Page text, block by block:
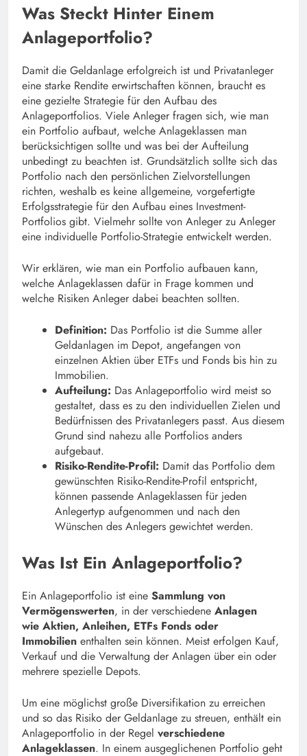
Was Steckt Hinter Einem
Anlageportfolio?
Damit die Geldanlage erfolgreich ist und Privatanleger
eine starke Rendite erwirtschaften können, braucht es
eine gezielte Strategie für den Aufbau des
Anlageportfolios. Viele Anleger fragen sich, wie man
ein Portfolio aufbaut, welche Anlageklassen man
berücksichtigen sollte und was bei der Aufteilung
unbedingt zu beachten ist. Grundsätzlich sollte sich das
Portfolio nach den persönlichen Zielvorstellungen
richten, weshalb es keine allgemeine, vorgefertigte
Erfolgsstrategie für den Aufbau eines Investment-
Portfolios gibt. Vielmehr sollte von Anleger zu Anleger
eine individuelle Portfolio-Strategie entwickelt werden.
Wir erklären, wie man ein Portfolio aufbauen kann,
welche Anlageklassen dafür in Frage kommen und
welche Risiken Anleger dabei beachten sollten.
Definition: Das Portfolio ist die Summe aller
Geldanlagen im Depot, angefangen von
einzelnen Aktien über ETFs und Fonds bis hin zu
Immobilien.
Aufteilung: Das Anlageportfolio wird meist so
gestaltet, dass es zu den individuellen Zielen und
Bedürfnissen des Privatanlegers passt. Aus diesem
Grund sind nahezu alle Portfolios anders
aufgebaut.
Risiko-Rendite-Profil: Damit das Portfolio dem
gewünschten Risiko-Rendite-Profil entspricht,
können passende Anlageklassen für jeden
Anlegertyp aufgenommen und nach den
Wünschen des Anlegers gewichtet werden.
Was Ist Ein Anlageportfolio?
Ein Anlageportfolio ist eine Sammlung von
Vermögenswerten, in der verschiedene Anlagen
wie Aktien, Anleihen, ETFs Fonds oder
Immobilien enthalten sein können. Meist erfolgen Kauf,
Verkauf und die Verwaltung der Anlagen über ein oder
mehrere spezielle Depots.
Um eine möglichst große Diversifikation zu erreichen
und so das Risiko der Geldanlage zu streuen, enthält ein
Anlageportfolio in der Regel verschiedene
Anlageklassen. In einem ausgeglichenen Portfolio geht